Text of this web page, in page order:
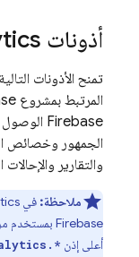
أذونات
تمنح الأذونات
Firebase الوصول إلى بيانات
الجمهور وخصائص
والتقارير
ملاحظة: في
Firebase بمستخدم مرتبط لديه دور
أعلى إذن